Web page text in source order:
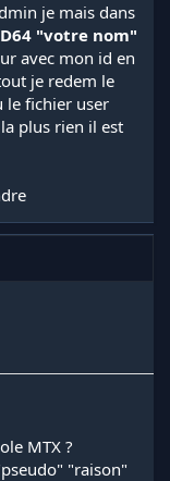
je mais dans
"votre nom"
avec mon id en
je redem le
le fichier user
plus rien il est
MTX ?
"raison"